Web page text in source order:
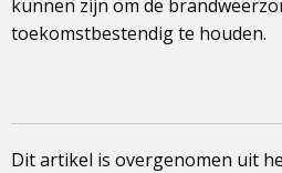
kunnen zijn om de
toekomstbestendig te houden.
Dit artikel is overgenomen uit